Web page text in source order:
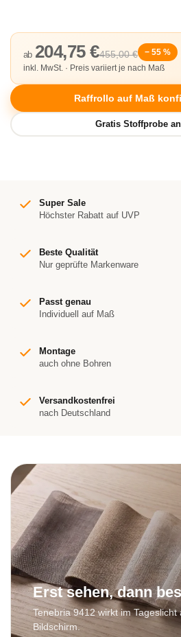
455,00 €
ab 204,75 €
− 55 %
inkl. MwSt. · Preis variiert je nach Maß
Raffrollo auf Maß
Super Sale
Höchster Rabatt auf UVP
Beste Qualität
Nur geprüfte Markenware
Passt genau
Individuell auf Maß
Montage
auch ohne Bohren
Versandkostenfrei
nach Deutschland
Erst sehen, dann
Tenebria 9412 wirkt im Tageslicht
Bildschirm.